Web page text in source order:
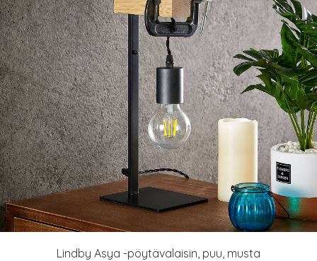
Lindby Asya -pöytävalaisin, puu, musta